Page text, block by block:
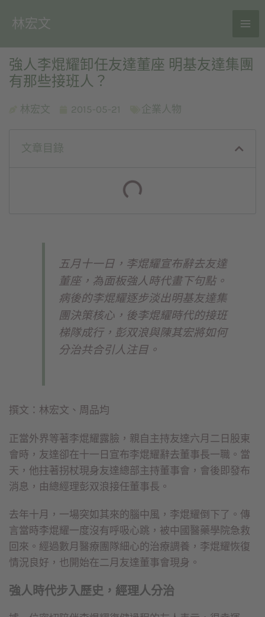
林宏文
強人李焜耀卸任友達董座 明基友達集團
有那些接班人？
林宏文 2015-05-21 企業人物
文章目錄
五月十一日，李焜耀宣布辭去友達
董座，為面板強人時代畫下句點。
病後的李焜耀逐步淡出明基友達集
團決策核心，後李焜耀時代的接班
梯隊成行，彭双浪與陳其宏將如何
分治共合引人注目。
撰文：林宏文、周品均
正當外界等著李焜耀露臉，親自主持友達六月二日股東
會時，友達卻在十一日宣布李焜耀辭去董事長一職。當
天，他拄著拐杖現身友達總部主持董事會，會後即發布
消息，由總經理彭双浪接任董事長。
去年十月，一場突如其來的腦中風，李焜耀倒下了。傳
言當時李焜耀一度沒有呼吸心跳，被中國醫藥學院急救
回來。經過數月醫療團隊細心的治療調養，李焜耀恢復
情況良好，也開始在二月友達董事會現身。
強人時代步入歷史，經理人分治